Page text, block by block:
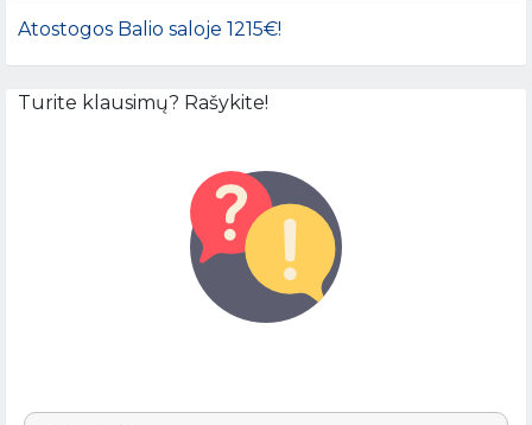
Atostogos Balio saloje 1215€!
Turite klausimų? Rašykite!